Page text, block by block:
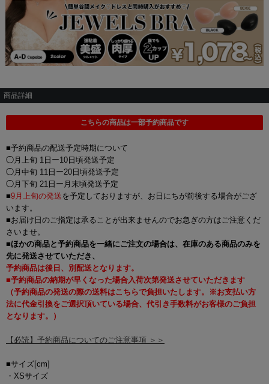
商品詳細
こちらの商品は一部予約商品です
■予約商品の配送予定時期について
◯月上旬 1日ー10日頃発送予定
◯月中旬 11日ー20日頃発送予定
◯月下旬 21日ー月末頃発送予定
■9月上旬の発送を予定しておりますが、お日にちが前後する場合がござ
います。
■お届け日のご指定は承ることが出来ませんのでお急ぎの方はご注意くだ
さいませ。
■ほかの商品と予約商品を一緒にご注文の場合は、在庫のある商品のみを
先に発送させていただき、
予約商品は後日、別配送となります。
■予約商品の納期が早くなった場合入荷次第発送させていただきます
（予約商品の発送の際の送料はこちらで負担いたします。※お支払い方
法に代金引換をご選択頂いている場合、代引き手数料がお客様のご負担
となります。）
【必読】予約商品についてのご注意事項 ＞＞
■サイズ[cm]
・XSサイズ